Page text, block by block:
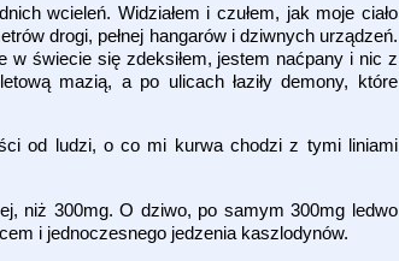
wcieleń. Widziałem i czułem, jak moje ciało
drogi, pełnej hangarów i dziwnych urządzeń.
w świecie się zdeksiłem, jestem naćpany i nic z
mazią, a po ulicach łaziły demony, które
od ludzi, o co mi kurwa chodzi z tymi liniami
niż 300mg. O dziwo, po samym 300mg ledwo
i jednoczesnego jedzenia kaszlodynów.